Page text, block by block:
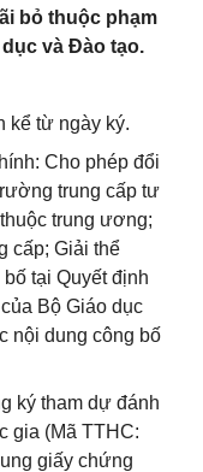
bỏ thuộc phạm
và Đào tạo.
kể từ ngày ký.
Cho phép đổi
trung cấp tư
trung ương;
cấp; Giải thể
tại Quyết định
Bộ Giáo dục
nội dung công bố
ký tham dự đánh
gia (Mã TTHC:
giấy chứng